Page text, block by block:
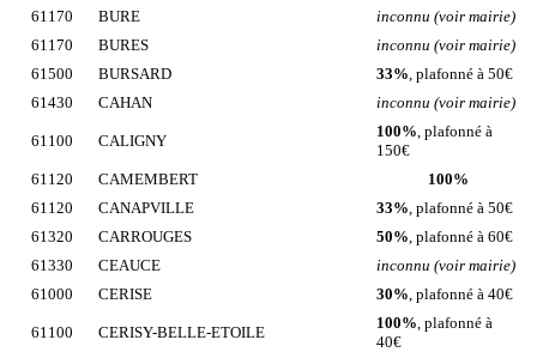
61170 BURE
inconnu (voir mairie)
61170
BURES
inconnu (voir mairie)
61500
BURSARD 33% , plafonné à 50€
61430
CAHAN inconnu (voir mairie)
61100 CALIGNY
100% , plafonné à
150€
61120
CAMEMBERT
100%
61120
CANAPVILLE 33% , plafonné à 50€
61320
CARROUGES 50% , plafonné à 60€
61330
CEAUCE
inconnu (voir mairie)
61000
CERISE 30% , plafonné à 40€
61100 CERISY-BELLE-ETOILE
100% , plafonné à
40€